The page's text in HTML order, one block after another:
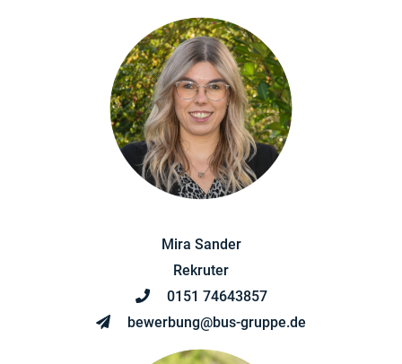
Mira Sander
Rekruter
0151 74643857
bewerbung@bus-gruppe.de